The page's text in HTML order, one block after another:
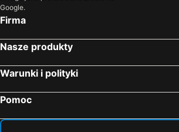
Karousades, luxury hotels
Peroulades, luxury hotels
Kato Korakiana, luxury hotels
Paramythia, luxury hotels
Plataria, luxury hotels
Analipsi,
Google.
Firma
Nasze produkty
Warunki i polityki
Pomoc